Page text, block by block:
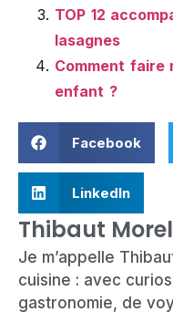
TOP 12
lasagnes
Comment faire
enfant ?
Facebook
LinkedIn
Thibaut Morel
Je m’appelle
cuisine : avec
gastronomie, de